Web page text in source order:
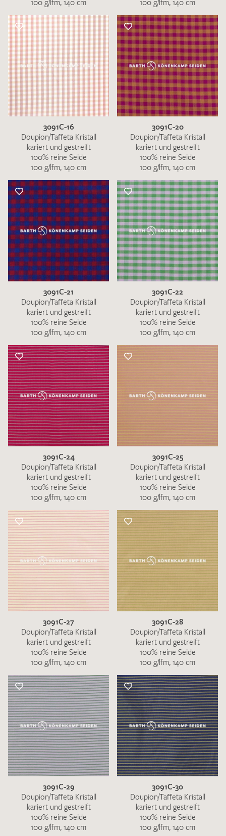
100 g/lfm, 140 cm 100 g/lfm, 140 cm
3091C-16
Doupion/Taffeta Kristall
kariert und gestreift
100% reine Seide
100 g/lfm, 140 cm
3091C-20
Doupion/Taffeta Kristall
kariert und gestreift
100% reine Seide
100 g/lfm, 140 cm
3091C-21
Doupion/Taffeta Kristall
kariert und gestreift
100% reine Seide
100 g/lfm, 140 cm
3091C-22
Doupion/Taffeta Kristall
kariert und gestreift
100% reine Seide
100 g/lfm, 140 cm
3091C-24
Doupion/Taffeta Kristall
kariert und gestreift
100% reine Seide
100 g/lfm, 140 cm
3091C-25
Doupion/Taffeta Kristall
kariert und gestreift
100% reine Seide
100 g/lfm, 140 cm
3091C-27
Doupion/Taffeta Kristall
kariert und gestreift
100% reine Seide
100 g/lfm, 140 cm
3091C-28
Doupion/Taffeta Kristall
kariert und gestreift
100% reine Seide
100 g/lfm, 140 cm
3091C-29
Doupion/Taffeta Kristall
kariert und gestreift
100% reine Seide
100 g/lfm, 140 cm
3091C-30
Doupion/Taffeta Kristall
kariert und gestreift
100% reine Seide
100 g/lfm, 140 cm